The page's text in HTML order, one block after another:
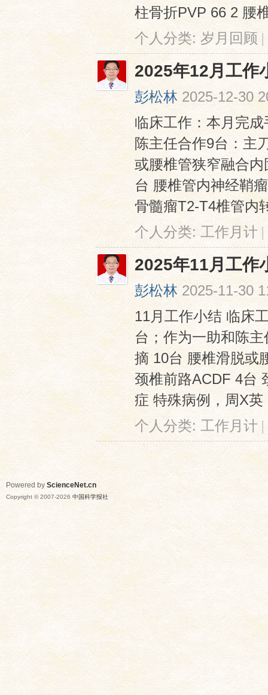
柱骨折PVP 66 2 腰
个人分类:岁月回顾 |
2025年12月工作
彭松林 2025-12-30
临床工作：本月完
陈主任合作9台：主
或腰椎管狭窄融合
台 腰椎管内神经鞘
骨髓瘤T2-T4椎管内
个人分类: 工作月计 |
2025年11月工作
彭松林 2025-11-30
11月工作小结 临床
台；作为一助和陈
摘 10台 腰椎滑脱或
颈椎前路ACDF 4台
症 特殊病例，周X
个人分类: 工作月计 |
Powered by ScienceNet.cn
Copyright © 2007-2026 中国科学报社